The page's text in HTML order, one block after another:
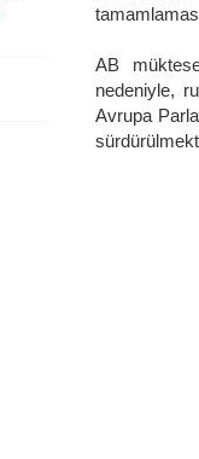
AB
nedeniyle,
Avrupa